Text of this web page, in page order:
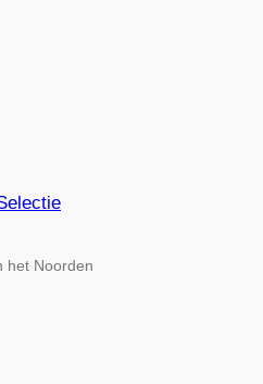
het Noorden